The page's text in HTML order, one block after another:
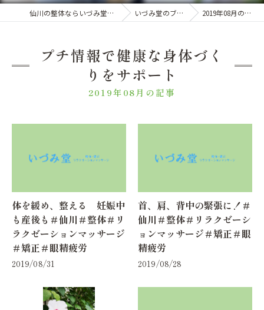
仙川の整体ならいづみ堂整体院 いづみ堂のブログ 2019年08月の記事
プチ情報で健康な身体づく
りをサポート
2019年08月の記事
体を緩め、整える 妊娠中
も産後も＃仙川＃整体＃リ
ラクゼーションマッサージ
＃矯正＃眼精疲労
2019/08/31
首、肩、背中の緊張に！＃
仙川＃整体＃リラクゼーシ
ョンマッサージ＃矯正＃眼
精疲労
2019/08/28